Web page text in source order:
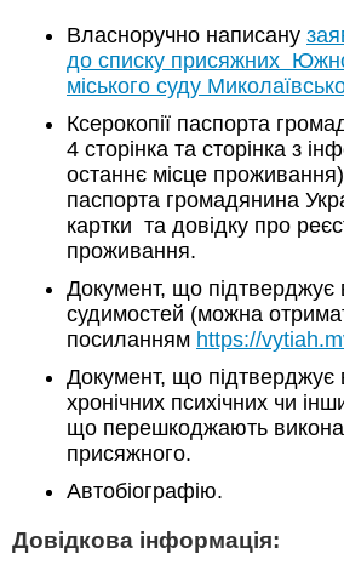
Власноручно написану
до списку присяжних
міського суду
Ксерокопії паспорта
4 сторінка та сторінка з
останнє місце
паспорта громадянина
картки та довідку про
проживання.
Документ, що підтверджує
судимостей (можна
посиланням https://
Документ, що підтверджує
хронічних психічних чи
що перешкоджають
присяжного.
Автобіографію.
Довідкова інформація: